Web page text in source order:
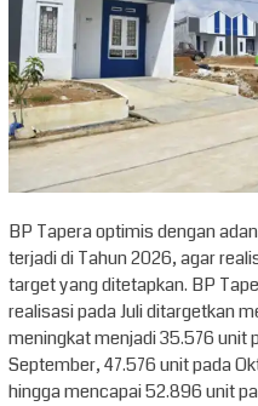
BP Tapera optimis dengan
terjadi di Tahun 2026, agar
target yang ditetapkan. BP
realisasi pada Juli ditargetkan
meningkat menjadi 35.576 unit
September, 47.576 unit pada
hingga mencapai 52.896 unit